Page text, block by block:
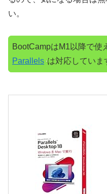
い。
BootCampはM1以降で使
Parallels は対応していま